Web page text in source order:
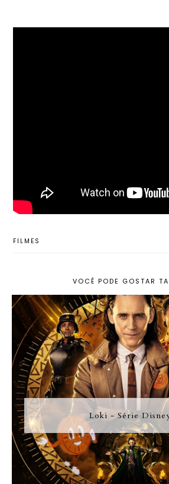
FILMES
VOCÊ PODE GOSTAR
Loki - Série